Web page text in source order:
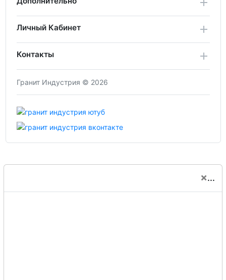
Личный Кабинет
Контакты
Гранит Индустрия © 2026
×...